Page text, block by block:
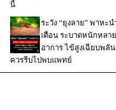
นี้
ระวัง “ยุงลาย” พาหะ
เตือน ระบาดหนักหล
อาการ ไข้สูงเฉียบพลั
ควรรีบไปพบแพทย์